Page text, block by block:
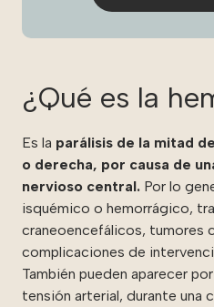
¿Qué es la
Es la parálisis de la mitad
o derecha, por causa de
nervioso central. Por lo
isquémico o hemorrágico,
craneoencefálicos, tumores
complicaciones de
También pueden aparecer
tensión arterial, durante una